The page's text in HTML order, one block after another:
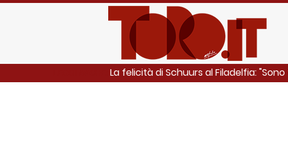
La felicità di Schuurs al Filadelfia: